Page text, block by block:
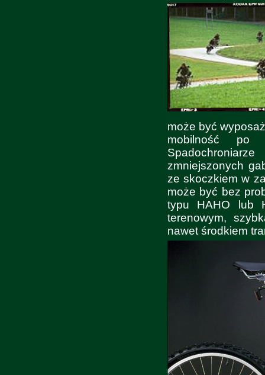
może być
mobilność po
zmniejszonych
ze skoczkiem w
może być bez
typu HAHO lub
terenowym,
nawet środkiem